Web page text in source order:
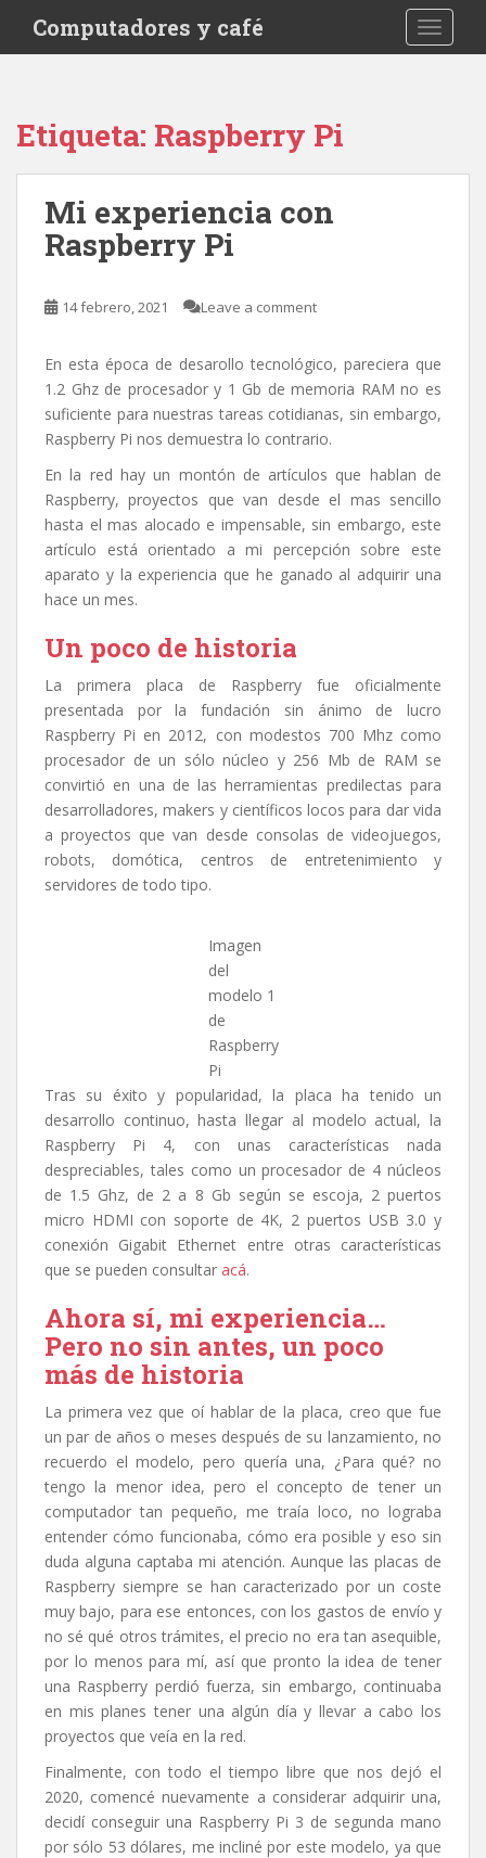
i
Computadores y café
Etiqueta: Raspberry Pi
Mi experiencia con
Raspberry Pi
14 febrero, 2021 Leave a comment
En esta época de desarollo tecnológico, pareciera que
1.2 Ghz de procesador y 1 Gb de memoria RAM no es
suficiente para nuestras tareas cotidianas, sin embargo,
Raspberry Pi nos demuestra lo contrario.
En la red hay un montón de artículos que hablan de
Raspberry, proyectos que van desde el mas sencillo
hasta el mas alocado e impensable, sin embargo, este
artículo está orientado a mi percepción sobre este
aparato y la experiencia que he ganado al adquirir una
hace un mes.
Un poco de historia
La primera placa de Raspberry fue oficialmente
presentada por la fundación sin ánimo de lucro
Raspberry Pi en 2012, con modestos 700 Mhz como
procesador de un sólo núcleo y 256 Mb de RAM se
convirtió en una de las herramientas predilectas para
desarrolladores, makers y científicos locos para dar vida
a proyectos que van desde consolas de videojuegos,
robots, domótica, centros de entretenimiento y
servidores de todo tipo.
Imagen
del
modelo 1
de
Raspberry
Pi
Tras su éxito y popularidad, la placa ha tenido un
desarrollo continuo, hasta llegar al modelo actual, la
Raspberry Pi 4, con unas características nada
despreciables, tales como un procesador de 4 núcleos
de 1.5 Ghz, de 2 a 8 Gb según se escoja, 2 puertos
micro HDMI con soporte de 4K, 2 puertos USB 3.0 y
conexión Gigabit Ethernet entre otras características
que se pueden consultar acá.
Ahora sí, mi experiencia…
Pero no sin antes, un poco
más de historia
La primera vez que oí hablar de la placa, creo que fue
un par de años o meses después de su lanzamiento, no
recuerdo el modelo, pero quería una, ¿Para qué? no
tengo la menor idea, pero el concepto de tener un
computador tan pequeño, me traía loco, no lograba
entender cómo funcionaba, cómo era posible y eso sin
duda alguna captaba mi atención. Aunque las placas de
Raspberry siempre se han caracterizado por un coste
muy bajo, para ese entonces, con los gastos de envío y
no sé qué otros trámites, el precio no era tan asequible,
por lo menos para mí, así que pronto la idea de tener
una Raspberry perdió fuerza, sin embargo, continuaba
en mis planes tener una algún día y llevar a cabo los
proyectos que veía en la red.
Finalmente, con todo el tiempo libre que nos dejó el
2020, comencé nuevamente a considerar adquirir una,
decidí conseguir una Raspberry Pi 3 de segunda mano
por sólo 53 dólares, me incliné por este modelo, ya que